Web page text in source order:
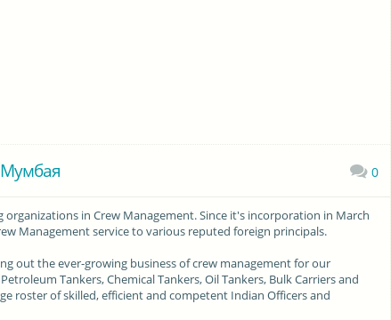
0
in Crew Management. Since it's incorporation in March
Management service to various reputed foreign principals.
out the ever-growing business of crew management for our
Tankers, Chemical Tankers, Oil Tankers, Bulk Carriers and
roster of skilled, efficient and competent Indian Officers and